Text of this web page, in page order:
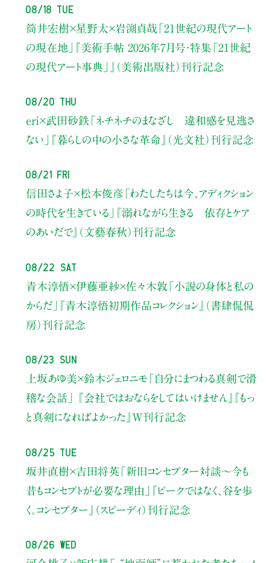
08/18 Tue
筒井宏樹×星野太×岩渕貞哉 「21世紀の現代アート
の現在地」
『美術手帖 2026年7月号・特集「21世紀
の現代アート事典」』（美術出版社）刊行記念
08/20 Thu
eri×武田砂鉄「ネチネチのまなざし 違和感を見逃さ
ない」
『暮らしの中の小さな革命』（光文社）刊行記念
08/21 Fri
信田さよ子×松本俊彦 「わたしたちは今、アディクション
の時代を生きている」
『溺れながら生きる 依存とケア
のあいだで』（文藝春秋）刊行記念
08/22 Sat
青木淳悟×伊藤亜紗×佐々木敦 「小説の身体と私の
からだ」
『青木淳悟初期作品コレクション』（書肆侃侃
房）刊行記念
08/23 Sun
上坂あゆ美×鈴木ジェロニモ 「自分にまつわる真剣で滑
稽な会話」
『会社ではおならをしてはいけません』『もっ
と真剣になればよかった』W刊行記念
08/25 Tue
坂井直樹×吉田将英「新旧コンセプター対談～今も
昔もコンセプトが必要な理由」
『ピークではなく、谷を歩
く。コンセプター』（スピーディ）刊行記念
08/26 Wed